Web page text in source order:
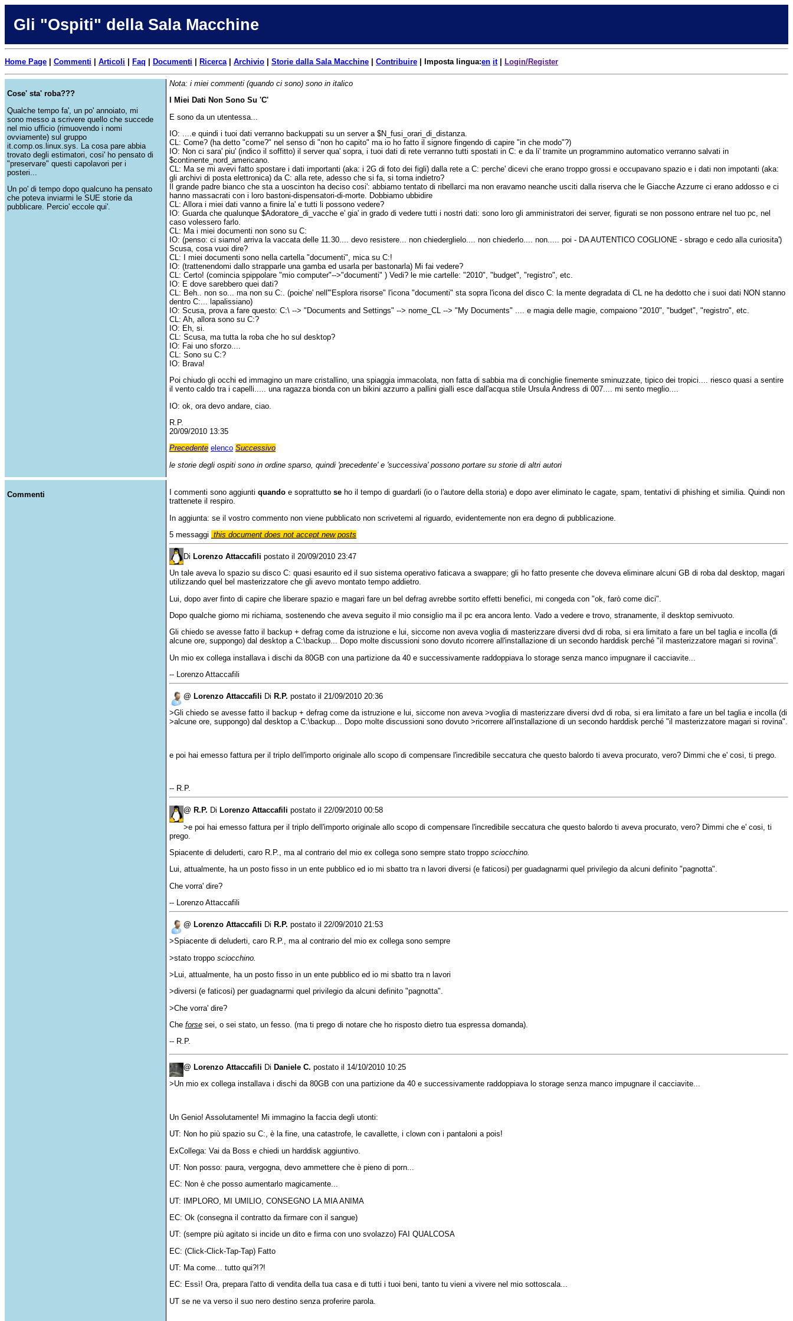
Gli "Ospiti" della Sala Macchine
Home Page Commenti Articoli Faq Documenti Ricerca Archivio Storie dalla Sala Macchine Contribuire | Imposta lingua:en it Login/Register
Cose' sta' roba???
Qualche tempo fa', un po' annoiato, mi
sono messo a scrivere quello che succede
nel mio ufficio (rimuovendo i nomi
ovviamente) sul gruppo
it.comp.os.linux.sys. La cosa pare abbia
trovato degli estimatori, cosi' ho pensato di
"preservare" questi capolavori per i
posteri...
Un po' di tempo dopo qualcuno ha pensato
che poteva inviarmi le SUE storie da
pubblicare. Percio' eccole qui'.
Nota: i miei commenti (quando ci sono) sono in italico
I Miei Dati Non Sono Su 'C'
E sono da un utentessa...
IO: ....e quindi i tuoi dati verranno backuppati su un server a $N_fusi_orari_di_distanza.
CL: Come? (ha detto "come?" nel senso di "non ho capito" ma io ho fatto il signore fingendo di capire "in che modo"?)
IO: Non ci sara' piu' (indico il soffitto) il server qua' sopra, i tuoi dati di rete verranno tutti spostati in C: e da li' tramite un programmino automatico verranno salvati in
$continente_nord_americano.
CL: Ma se mi avevi fatto spostare i dati importanti (aka: i 2G di foto dei figli) dalla rete a C: perche' dicevi che erano troppo grossi e occupavano spazio e i dati non impotanti (aka:
gli archivi di posta elettronica) da C: alla rete, adesso che si fa, si torna indietro?
Il grande padre bianco che sta a uoscinton ha deciso cosi': abbiamo tentato di ribellarci ma non eravamo neanche usciti dalla riserva che le Giacche Azzurre ci erano addosso e ci
hanno massacrati con i loro bastoni-dispensatori-di-morte. Dobbiamo ubbidire
CL: Allora i miei dati vanno a finire la' e tutti li possono vedere?
IO: Guarda che qualunque $Adoratore_di_vacche e' gia' in grado di vedere tutti i nostri dati: sono loro gli amministratori dei server, figurati se non possono entrare nel tuo pc, nel
caso volessero farlo.
CL: Ma i miei documenti non sono su C:
IO: (penso: ci siamo! arriva la vaccata delle 11.30.... devo resistere... non chiederglielo.... non chiederlo.... non..... poi - DA AUTENTICO COGLIONE - sbrago e cedo alla curiosita')
Scusa, cosa vuoi dire?
CL: I miei documenti sono nella cartella "documenti", mica su C:!
IO: (trattenendomi dallo strapparle una gamba ed usarla per bastonarla) Mi fai vedere?
CL: Certo! (comincia spippolare "mio computer"-->"documenti" ) Vedi? le mie cartelle: "2010", "budget", "registro", etc.
IO: E dove sarebbero quei dati?
CL: Beh.. non so... ma non su C:. (poiche' nell'"Esplora risorse" l'icona "documenti" sta sopra l'icona del disco C: la mente degradata di CL ne ha dedotto che i suoi dati NON stanno
dentro C:... lapalissiano)
IO: Scusa, prova a fare questo: C:\ --> "Documents and Settings" --> nome_CL --> "My Documents" .... e magia delle magie, compaiono "2010", "budget", "registro", etc.
CL: Ah, allora sono su C:?
IO: Eh, si.
CL: Scusa, ma tutta la roba che ho sul desktop?
IO: Fai uno sforzo....
CL: Sono su C:?
IO: Brava!
Poi chiudo gli occhi ed immagino un mare cristallino, una spiaggia immacolata, non fatta di sabbia ma di conchiglie finemente sminuzzate, tipico dei tropici.... riesco quasi a sentire
il vento caldo tra i capelli..... una ragazza bionda con un bikini azzurro a pallini gialli esce dall'acqua stile Ursula Andress di 007.... mi sento meglio....
IO: ok, ora devo andare, ciao.
R.P.
20/09/2010 13:35
Precedente elenco Successivo
le storie degli ospiti sono in ordine sparso, quindi 'precedente' e 'successiva' possono portare su storie di altri autori
Commenti I commenti sono aggiunti quandoe soprattutto seho il tempo di guardarli (io o l'autore della storia) e dopo aver eliminato le cagate, spam, tentativi di phishing et similia. Quindi non
trattenete il respiro.
In aggiunta: se il vostro commento non viene pubblicato non scrivetemi al riguardo, evidentemente non era degno di pubblicazione.
5 messaggi this document does not accept new posts
Di Lorenzo Attaccafili postato il 20/09/2010 23:47
Un tale aveva lo spazio su disco C: quasi esaurito ed il suo sistema operativo faticava a swappare; gli ho fatto presente che doveva eliminare alcuni GB di roba dal desktop, magari
utilizzando quel bel masterizzatore che gli avevo montato tempo addietro.
Lui, dopo aver finto di capire che liberare spazio e magari fare un bel defrag avrebbe sortito effetti benefici, mi congeda con "ok, farò come dici".
Dopo qualche giorno mi richiama, sostenendo che aveva seguito il mio consiglio ma il pc era ancora lento. Vado a vedere e trovo, stranamente, il desktop semivuoto.
Gli chiedo se avesse fatto il backup + defrag come da istruzione e lui, siccome non aveva voglia di masterizzare diversi dvd di roba, si era limitato a fare un bel taglia e incolla (di
alcune ore, suppongo) dal desktop a C:\backup... Dopo molte discussioni sono dovuto ricorrere all'installazione di un secondo harddisk perché "il masterizzatore magari si rovina".
Un mio ex collega installava i dischi da 80GB con una partizione da 40 e successivamente raddoppiava lo storage senza manco impugnare il cacciavite...
-- Lorenzo Attaccafili
@ Lorenzo Attaccafili Di R.P. postato il 21/09/2010 20:36
>Gli chiedo se avesse fatto il backup + defrag come da istruzione e lui, siccome non aveva >voglia di masterizzare diversi dvd di roba, si era limitato a fare un bel taglia e incolla (di
>alcune ore, suppongo) dal desktop a C:\backup... Dopo molte discussioni sono dovuto >ricorrere all'installazione di un secondo harddisk perché "il masterizzatore magari si rovina".
e poi hai emesso fattura per il triplo dell'importo originale allo scopo di compensare l'incredibile seccatura che questo balordo ti aveva procurato, vero? Dimmi che e' cosi, ti prego.
-- R.P.
@ R.P. Di Lorenzo Attaccafili postato il 22/09/2010 00:58
>e poi hai emesso fattura per il triplo dell'importo originale allo scopo di compensare l'incredibile seccatura che questo balordo ti aveva procurato, vero? Dimmi che e' cosi, ti
prego.
Spiacente di deluderti, caro R.P., ma al contrario del mio ex collega sono sempre stato troppo sciocchino.
Lui, attualmente, ha un posto fisso in un ente pubblico ed io mi sbatto tra n lavori diversi (e faticosi) per guadagnarmi quel privilegio da alcuni definito "pagnotta".
Che vorra' dire?
-- Lorenzo Attaccafili
@ Lorenzo Attaccafili Di R.P. postato il 22/09/2010 21:53
>Spiacente di deluderti, caro R.P., ma al contrario del mio ex collega sono sempre
>stato troppo sciocchino.
>Lui, attualmente, ha un posto fisso in un ente pubblico ed io mi sbatto tra n lavori
>diversi (e faticosi) per guadagnarmi quel privilegio da alcuni definito "pagnotta".
>Che vorra' dire?
Che forsesei, o sei stato, un fesso. (ma ti prego di notare che ho risposto dietro tua espressa domanda).
-- R.P.
@ Lorenzo Attaccafili Di Daniele C. postato il 14/10/2010 10:25
>Un mio ex collega installava i dischi da 80GB con una partizione da 40 e successivamente raddoppiava lo storage senza manco impugnare il cacciavite...
Un Genio! Assolutamente! Mi immagino la faccia degli utonti:
UT: Non ho più spazio su C:, è la fine, una catastrofe, le cavallette, i clown con i pantaloni a pois!
ExCollega: Vai da Boss e chiedi un harddisk aggiuntivo.
UT: Non posso: paura, vergogna, devo ammettere che è pieno di porn...
EC: Non è che posso aumentarlo magicamente...
UT: IMPLORO, MI UMILIO, CONSEGNO LA MIA ANIMA
EC: Ok (consegna il contratto da firmare con il sangue)
UT: (sempre più agitato si incide un dito e firma con uno svolazzo) FAI QUALCOSA
EC: (Click-Click-Tap-Tap) Fatto
UT: Ma come... tutto qui?!?!
EC: Essì! Ora, prepara l'atto di vendita della tua casa e di tutti i tuoi beni, tanto tu vieni a vivere nel mio sottoscala...
UT se ne va verso il suo nero destino senza proferire parola.